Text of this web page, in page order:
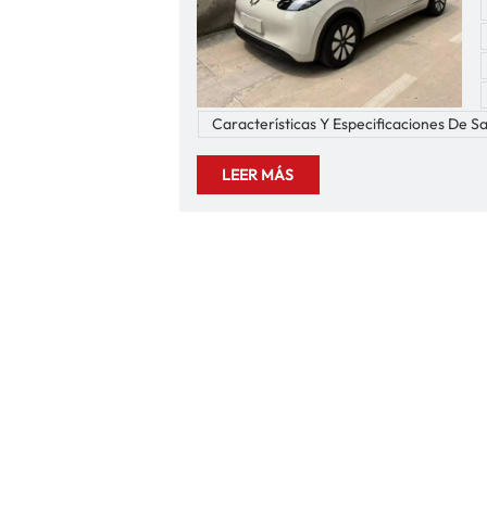
Características Y Especificaciones De
LEER MÁS